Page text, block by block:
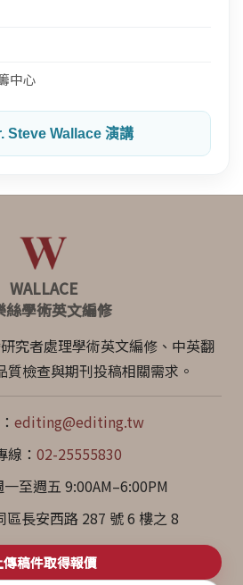
中心
Steve Wallace 演講
WALLACE
絲學術英文編修
究者處理學術英文編修、中英翻
質檢查與期刊投稿相關需求。
editing@editing.tw
線： 02-25555830
至週五 9:00AM–6:00PM
區長安西路 287 號 6 樓之 8
傳稿件取得報價